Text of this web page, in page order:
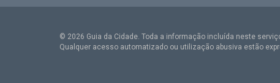
© 2026 Guia da Cidade. Toda a informação incluída neste
Qualquer acesso automatizado ou utilização abusiva estão